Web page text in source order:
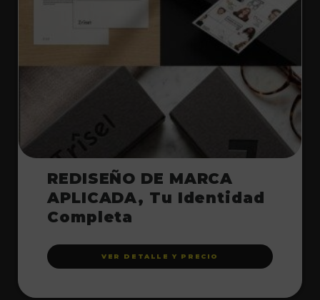
REDISEÑO DE MARCA
APLICADA, Tu Identidad
Completa
VER DETALLE Y PRECIO